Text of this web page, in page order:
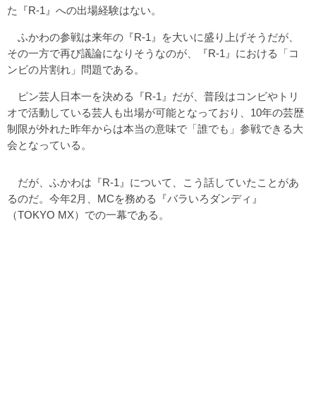
た『R-1』への出場経験はない。
ふかわの参戦は来年の『R-1』を大いに盛り上げそうだが、
その一方で再び議論になりそうなのが、『R-1』における「コ
ンビの片割れ」問題である。
ピン芸人日本一を決める『R-1』だが、普段はコンビやトリ
オで活動している芸人も出場が可能となっており、10年の芸歴
制限が外れた昨年からは本当の意味で「誰でも」参戦できる大
会となっている。
だが、ふかわは『R-1』について、こう話していたことがあ
るのだ。今年2月、MCを務める『バラいろダンディ』
（TOKYO MX）での一幕である。